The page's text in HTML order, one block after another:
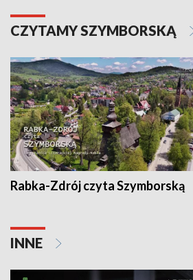
CZYTAMY SZYMBORSKĄ
Rabka-Zdrój czyta Szymborską
INNE